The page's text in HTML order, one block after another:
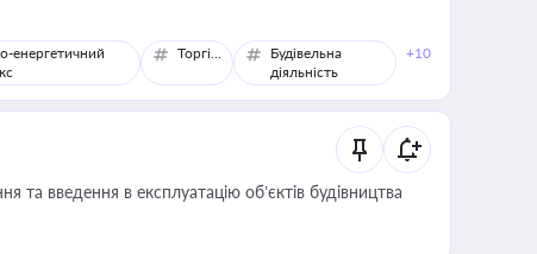
енергетичний
Торгівля
Будівельна
діяльність
+10
та введення в експлуатацію об’єктів будівництва